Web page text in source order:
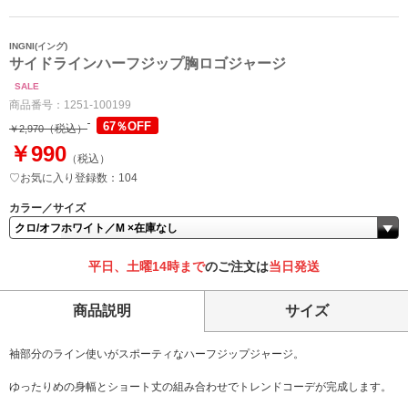
INGNI(イング)
サイドラインハーフジップ胸ロゴジャージ
SALE
商品番号： 1251-100199
￥2,970（税込） 67％OFF
￥990 （税込）
♡お気に入り登録数：104
カラー／サイズ
平日、土曜14時までのご注文は当日発送
商品説明 サイズ
袖部分のライン使いがスポーティなハーフジップジャージ。
ゆったりめの身幅とショート丈の組み合わせでトレンドコーデが完成します。